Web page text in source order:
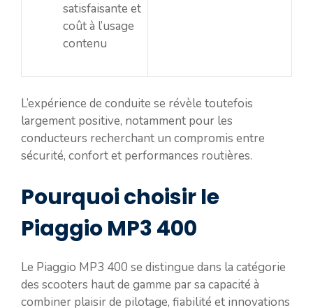
satisfaisante et
coût à l’usage
contenu
L’expérience de conduite se révèle toutefois
largement positive, notamment pour les
conducteurs recherchant un compromis entre
sécurité, confort et performances routières.
Pourquoi choisir le
Piaggio MP3 400
Le Piaggio MP3 400 se distingue dans la catégorie
des scooters haut de gamme par sa capacité à
combiner plaisir de pilotage, fiabilité et innovations